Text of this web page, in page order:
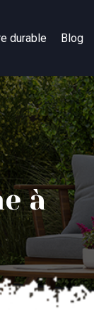
durable Blog
à